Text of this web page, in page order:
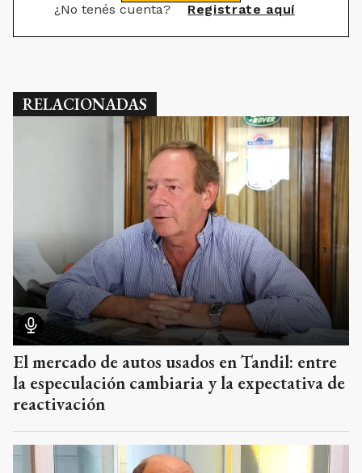
¿No tenés cuenta? Registrate aquí
RELACIONADAS
El mercado de autos usados en Tandil: entre
la especulación cambiaria y la expectativa de
reactivación